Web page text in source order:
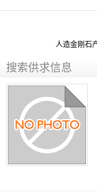
人造金刚石
搜索供求信息